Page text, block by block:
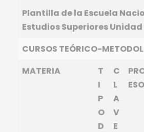
Plantilla de la Escuela
Estudios Superiores
CURSOS TEÓRICO-
MATERIA
T
I
P
O
D
C
L
A
V
E